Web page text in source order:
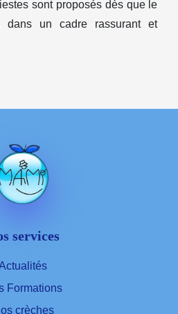
sont proposés dès que le
dans un cadre rassurant et
services
Formations
crèches